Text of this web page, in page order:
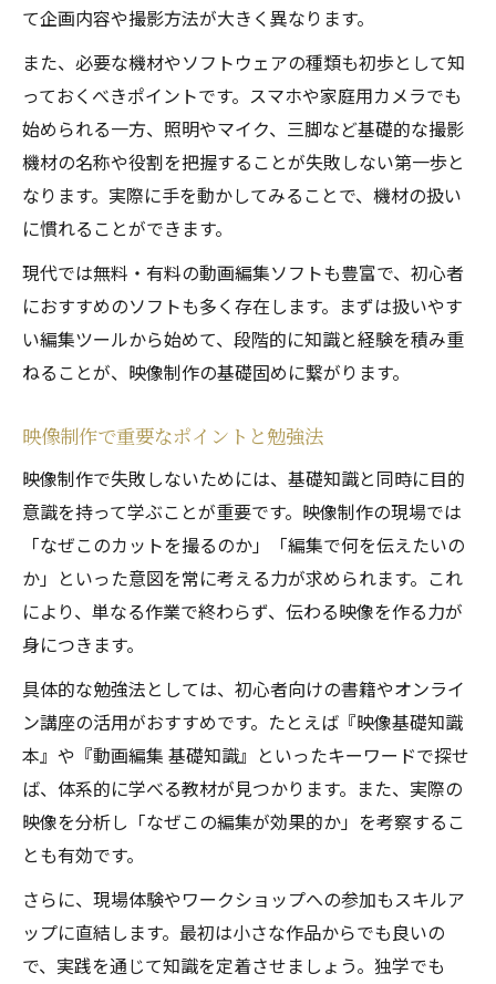
て企画内容や撮影方法が大きく異なります。
また、必要な機材やソフトウェアの種類も初歩として知
っておくべきポイントです。スマホや家庭用カメラでも
始められる一方、照明やマイク、三脚など基礎的な撮影
機材の名称や役割を把握することが失敗しない第一歩と
なります。実際に手を動かしてみることで、機材の扱い
に慣れることができます。
現代では無料・有料の動画編集ソフトも豊富で、初心者
におすすめのソフトも多く存在します。まずは扱いやす
い編集ツールから始めて、段階的に知識と経験を積み重
ねることが、映像制作の基礎固めに繋がります。
映像制作で重要なポイントと勉強法
映像制作で失敗しないためには、基礎知識と同時に目的
意識を持って学ぶことが重要です。映像制作の現場では
「なぜこのカットを撮るのか」「編集で何を伝えたいの
か」といった意図を常に考える力が求められます。これ
により、単なる作業で終わらず、伝わる映像を作る力が
身につきます。
具体的な勉強法としては、初心者向けの書籍やオンライ
ン講座の活用がおすすめです。たとえば『映像基礎知識
本』や『動画編集 基礎知識』といったキーワードで探せ
ば、体系的に学べる教材が見つかります。また、実際の
映像を分析し「なぜこの編集が効果的か」を考察するこ
とも有効です。
さらに、現場体験やワークショップへの参加もスキルア
ップに直結します。最初は小さな作品からでも良いの
で、実践を通じて知識を定着させましょう。独学でも